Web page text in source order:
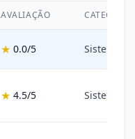
AVALIAÇÃO CATEGORIA
★ 0.0/5 Sistemas
★ 4.5/5 Sistemas